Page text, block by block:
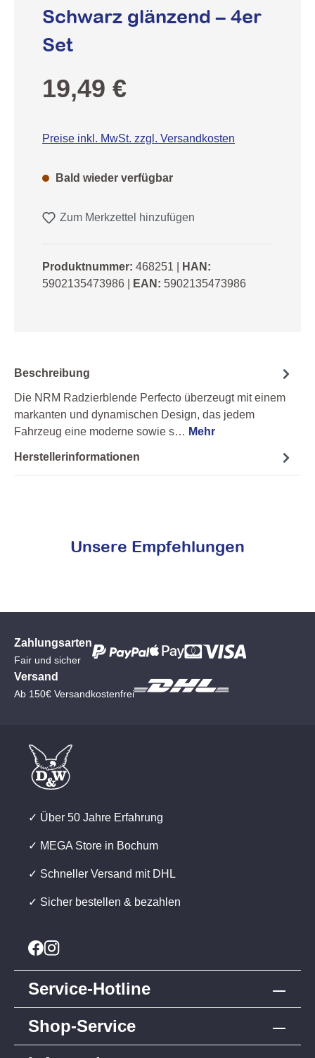
Schwarz glänzend – 4er
Set
Regulärer Preis:
19,49 €
Preise inkl. MwSt. zzgl. Versandkosten
Bald wieder verfügbar
Zum Merkzettel hinzufügen
Produktnummer: 468251
HAN:
5902135473986
EAN: 5902135473986
Beschreibung
Die NRM Radzierblende Perfecto überzeugt mit einem
markanten und dynamischen Design, das jedem
Fahrzeug eine moderne sowie s… Mehr
Herstellerinformationen
Unsere Empfehlungen
Zahlungsarten
Fair und sicher
Versand
Ab 150€ Versandkostenfrei
✓ Über 50 Jahre Erfahrung
✓ MEGA Store in Bochum
✓ Schneller Versand mit DHL
✓ Sicher bestellen & bezahlen
Service-Hotline
Shop-Service